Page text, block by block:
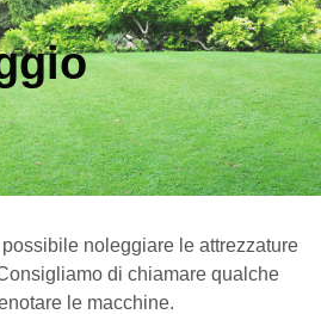
noleggiare le attrezzature
di chiamare qualche
le macchine.